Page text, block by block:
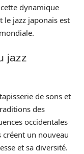
dynamique
le jazz japonais est
jazz
de sons et
des
occidentales
créent un nouveau
et sa diversité.